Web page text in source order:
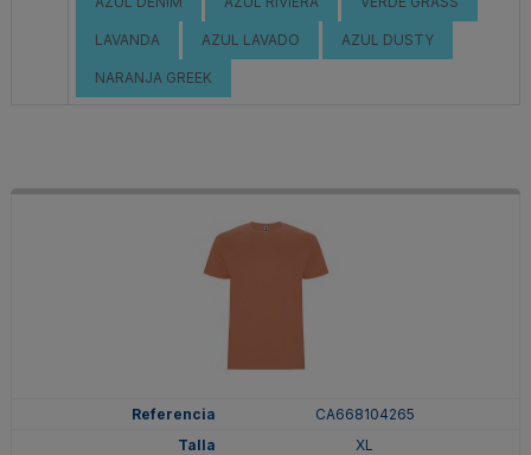
LAVANDA AZUL LAVADO AZUL DUSTY
NARANJA GREEK
CA668104265
XL